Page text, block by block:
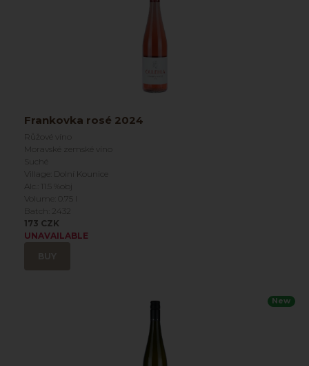
Frankovka rosé 2024
Růžové víno
Moravské zemské víno
Suché
Village: Dolní Kounice
Alc.: 11.5 %obj
Volume: 0.75 l
Batch: 2432
173 CZK
UNAVAILABLE
New